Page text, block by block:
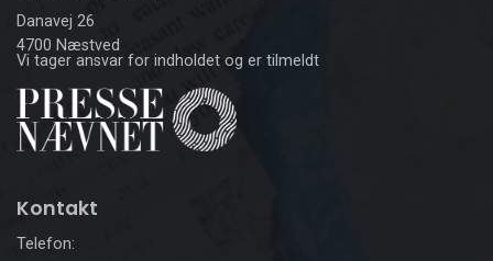
Danavej 26
4700 Næstved
Vi tager ansvar for indholdet og er tilmeldt
Kontakt
Telefon: